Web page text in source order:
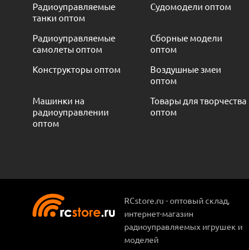
Радиоуправляемые
танки оптом
Судомодели оптом
Радиоуправляемые
самолеты оптом
Сборные модели
оптом
Конструкторы оптом
Воздушные змеи
оптом
Машинки на
радиоуправлении
оптом
Товары для творчества
оптом
RCstore.ru - оптовый склад,
интернет-магазин
радиоуправляемых игрушек и
моделей